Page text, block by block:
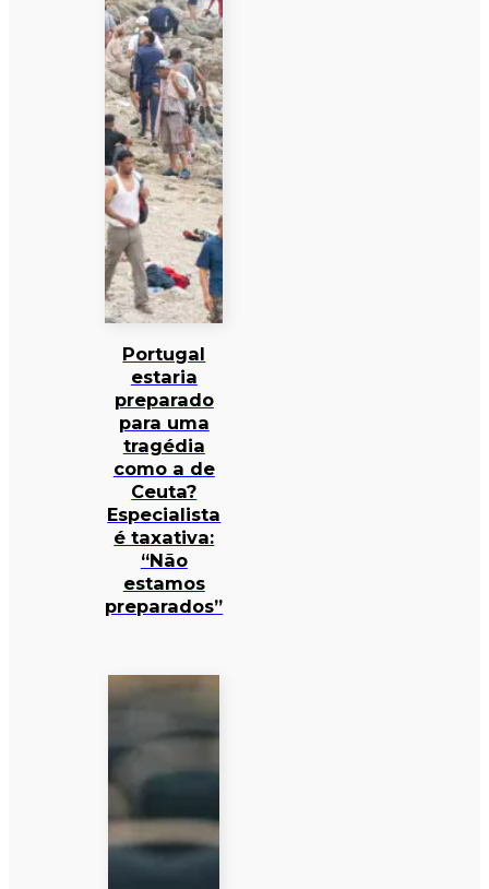
Portugal
estaria
preparado
para uma
tragédia
como a de
Ceuta?
Especialista
é taxativa:
“Não
estamos
preparados”